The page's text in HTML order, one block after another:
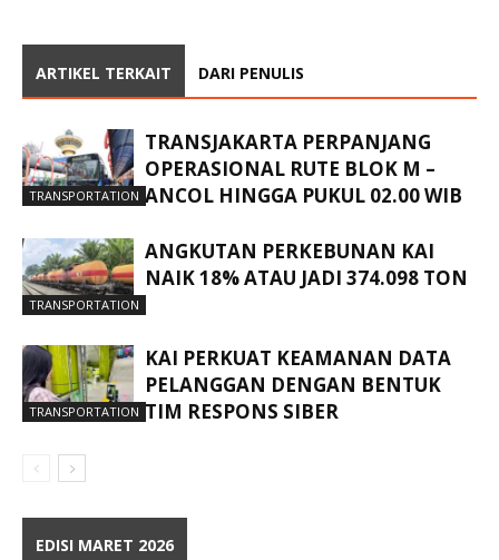
ARTIKEL TERKAIT DARI PENULIS
TRANSPORTATION
TRANSJAKARTA PERPANJANG
OPERASIONAL RUTE BLOK M –
ANCOL HINGGA PUKUL 02.00 WIB
TRANSPORTATION
ANGKUTAN PERKEBUNAN KAI
NAIK 18% ATAU JADI 374.098 TON
TRANSPORTATION
KAI PERKUAT KEAMANAN DATA
PELANGGAN DENGAN BENTUK
TIM RESPONS SIBER
EDISI MARET 2026